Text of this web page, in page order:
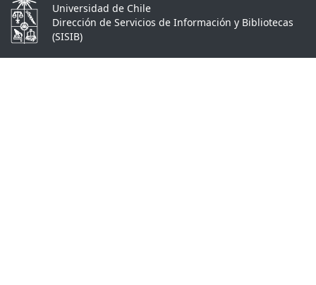
Universidad de Chile
Dirección de Servicios de Información y Bibliotecas
(SISIB)